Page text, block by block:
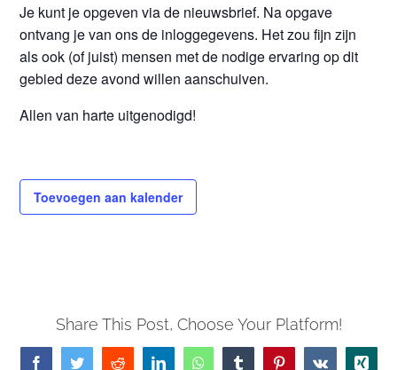
Je kunt je opgeven via de nieuwsbrief. Na opgave
ontvang je van ons de inloggegevens. Het zou fijn zijn
als ook (of juist) mensen met de nodige ervaring op dit
gebied deze avond willen aanschuiven.
Allen van harte uitgenodigd!
Toevoegen aan kalender
Share This Post, Choose Your Platform!
FacebookTwitterReddit LinkedInWhatsAppTumblrPinterestVk Xing